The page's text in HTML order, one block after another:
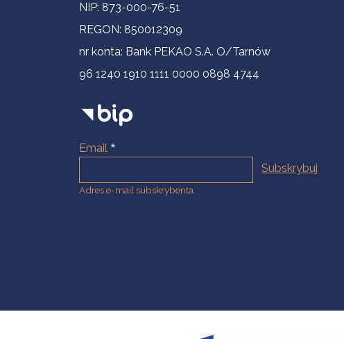
NIP: 873-000-76-51
REGON: 850012309
nr konta: Bank PEKAO S.A. O/Tarnów
96 1240 1910 1111 0000 0898 4744
Email
Adres e-mail subskrybenta.